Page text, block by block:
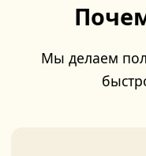
Мы делаем